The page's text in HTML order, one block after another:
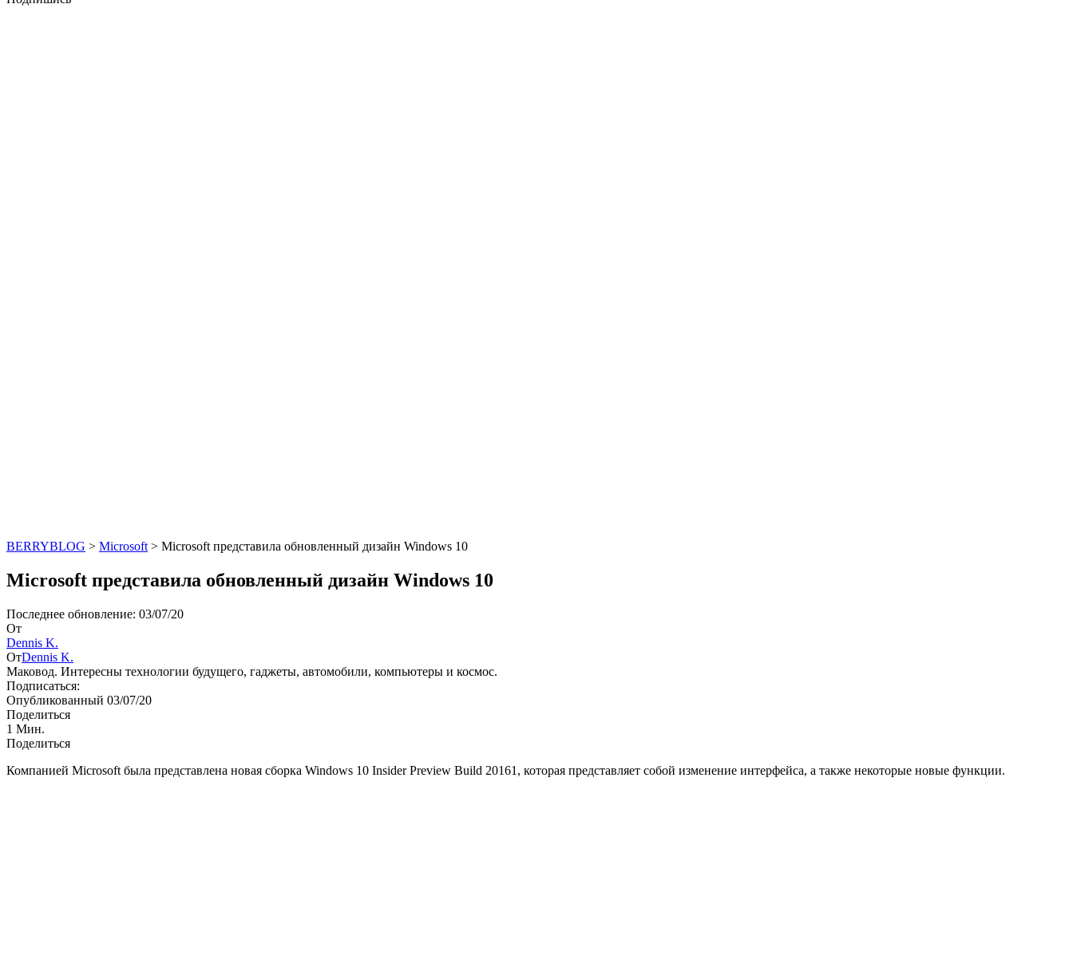
BERRYBLOG > Microsoft > Microsoft представила обновленный дизайн Windows 10
Microsoft представила обновленный дизайн Windows 10
Последнее обновление: 03/07/20
От
Dennis K.
ОтDennis K.
Маковод. Интересны технологии будущего, гаджеты, автомобили, компьютеры и космос.
Подписаться:
Опубликованный 03/07/20
Поделиться
1 Мин.
Поделиться
Компанией Microsoft была представлена новая сборка Windows 10 Insider Preview Build 20161, которая представляет собой изменение интерфейса, а также некоторые новые функции.